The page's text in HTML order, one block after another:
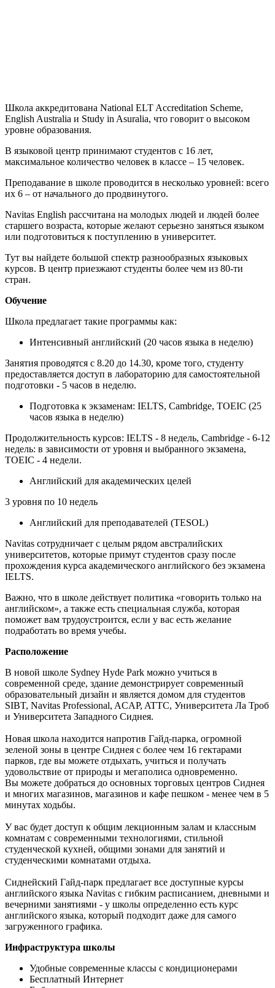
Школа аккредитована National ELT Accreditation Scheme,
English Australia и Study in Asuralia, что говорит о высоком
уровне образования.
В языковой центр принимают студентов с 16 лет,
максимальное количество человек в классе – 15 человек.
Преподавание в школе проводится в несколько уровней: всего
их 6 – от начального до продвинутого.
Navitas English рассчитана на молодых людей и людей более
старшего возраста, которые желают серьезно заняться языком
или подготовиться к поступлению в университет.
Тут вы найдете большой спектр разнообразных языковых
курсов. В центр приезжают студенты более чем из 80-ти
стран.
Обучение
Школа предлагает такие программы как:
Интенсивный английский (20 часов языка в неделю)
Занятия проводятся с 8.20 до 14.30, кроме того, студенту
предоставляется доступ в лабораторию для самостоятельной
подготовки - 5 часов в неделю.
Подготовка к экзаменам: IELTS, Cambridge, TOEIC (25
часов языка в неделю)
Продолжительность курсов: IELTS - 8 недель, Cambridge - 6-12
недель: в зависимости от уровня и выбранного экзамена,
TOEIC - 4 недели.
Английский для академических целей
3 уровня по 10 недель
Английский для преподавателей (TESOL)
Navitas сотрудничает с целым рядом австралийских
университетов, которые примут студентов сразу после
прохождения курса академического английского без экзамена
IELTS.
Важно, что в школе действует политика «говорить только на
английском», а также есть специальная служба, которая
поможет вам трудоустроится, если у вас есть желание
подработать во время учебы.
Расположение
В новой школе Sydney Hyde Park можно учиться в
современной среде, здание демонстрирует современный
образовательный дизайн и является домом для студентов
SIBT, Navitas Professional, ACAP, ATTC, Университета Ла Троб
и Университета Западного Сиднея.
Новая школа находится напротив Гайд-парка, огромной
зеленой зоны в центре Сиднея с более чем 16 гектарами
парков, где вы можете отдыхать, учиться и получать
удовольствие от природы и мегаполиса одновременно.
Вы можете добраться до основных торговых центров Сиднея
и многих магазинов, магазинов и кафе пешком - менее чем в 5
минутах ходьбы.
У вас будет доступ к общим лекционным залам и классным
комнатам с современными технологиями, стильной
студенческой кухней, общими зонами для занятий и
студенческими комнатами отдыха.
Сиднейский Гайд-парк предлагает все доступные курсы
английского языка Navitas с гибким расписанием, дневными и
вечерними занятиями - у школы определенно есть курс
английского языка, который подходит даже для самого
загруженного графика.
Инфраструктура школы
Удобные современные классы с кондиционерами
Бесплатный Интернет